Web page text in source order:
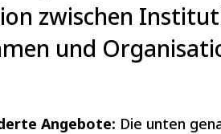
Maßgeschneiderte
Angebote
TVET and Digitalisation
zwischen
und
Angebote: Die unten